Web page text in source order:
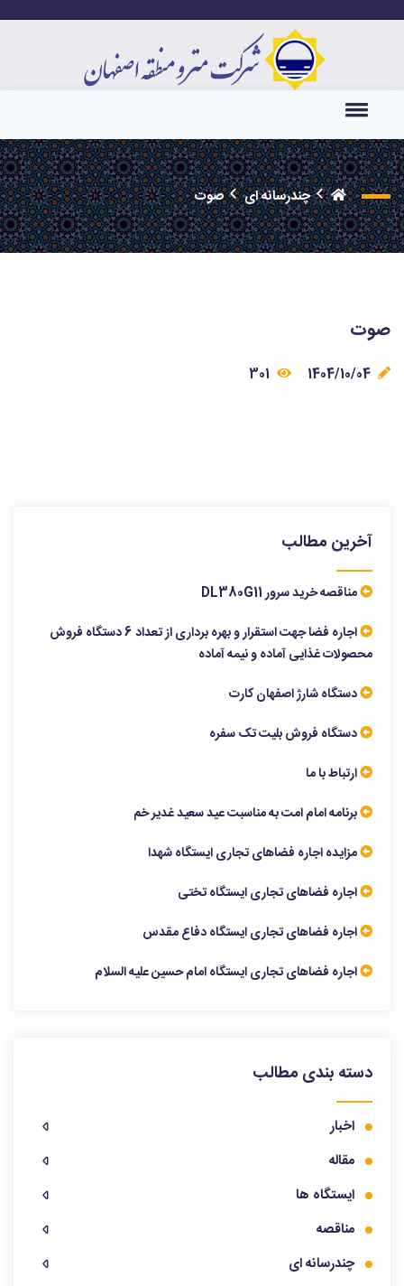
چندرسانه ای صوت
صوت
آخرین مطالب
مناقصه خرید سرور DL380G11
اجاره فضا جهت استقرار و بهره برداری از تعداد 6 دستگاه فروش
محصولات غذایی آماده و نیمه آماده
دستگاه شارژ اصفهان کارت
دستگاه فروش بلیت تک سفره
ارتباط با ما
برنامه امام امت به مناسبت عید سعید غدیر خم
مزایده اجاره فضاهای تجاری ایستگاه شهدا
اجاره فضاهای تجاری ایستگاه تختی
اجاره فضاهای تجاری ایستگاه دفاع مقدس
اجاره فضاهای تجاری ایستگاه امام حسین علیه السلام
دسته بندی مطالب
اخبار
مقاله
ایستگاه ها
مناقصه
چندرسانه ای